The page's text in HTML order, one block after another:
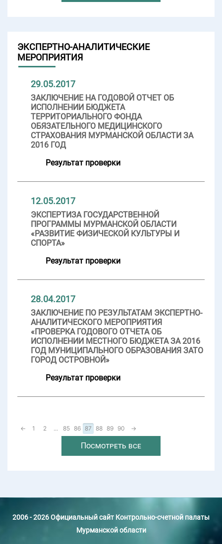
ЭКСПЕРТНО-АНАЛИТИЧЕСКИЕ
МЕРОПРИЯТИЯ
29.05.2017
ЗАКЛЮЧЕНИЕ НА ГОДОВОЙ ОТЧЕТ ОБ
ИСПОЛНЕНИИ БЮДЖЕТА
ТЕРРИТОРИАЛЬНОГО ФОНДА
ОБЯЗАТЕЛЬНОГО МЕДИЦИНСКОГО
СТРАХОВАНИЯ МУРМАНСКОЙ ОБЛАСТИ ЗА
2016 ГОД
Результат проверки
12.05.2017
ЭКСПЕРТИЗА ГОСУДАРСТВЕННОЙ
ПРОГРАММЫ МУРМАНСКОЙ ОБЛАСТИ
«РАЗВИТИЕ ФИЗИЧЕСКОЙ КУЛЬТУРЫ И
СПОРТА»
Результат проверки
28.04.2017
ЗАКЛЮЧЕНИЕ ПО РЕЗУЛЬТАТАМ ЭКСПЕРТНО-
АНАЛИТИЧЕСКОГО МЕРОПРИЯТИЯ
«ПРОВЕРКА ГОДОВОГО ОТЧЕТА ОБ
ИСПОЛНЕНИИ МЕСТНОГО БЮДЖЕТА ЗА 2016
ГОД МУНИЦИПАЛЬНОГО ОБРАЗОВАНИЯ ЗАТО
ГОРОД ОСТРОВНОЙ»
Результат проверки
← 1 2 ... 85 86 87 88 89 90 →
Посмотреть все
2006 - 2026 Официальный сайт Контрольно-счетной палаты
Мурманской области